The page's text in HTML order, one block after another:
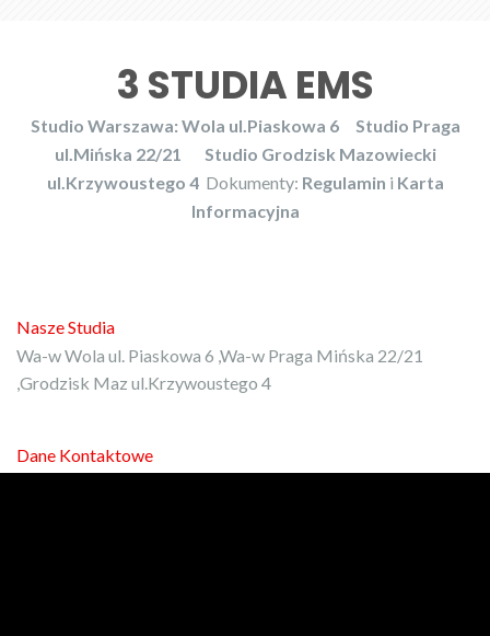
3 STUDIA EMS
Studio Warszawa: Wola ul.Piaskowa 6
Studio Praga
ul.Mińska 22/21
Studio Grodzisk Mazowiecki
ul.Krzywoustego 4 Dokumenty: Regulamin i Karta
Informacyjna
Nasze Studia
Wa-w Wola ul. Piaskowa 6 ,Wa-w Praga Mińska 22/21
,Grodzisk Maz ul.Krzywoustego 4
Dane Kontaktowe